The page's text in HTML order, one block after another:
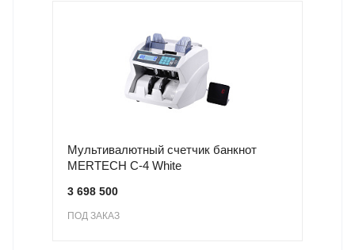
Мультивалютный счетчик банкнот
MERTECH C-4 White
3 698 500
ПОД ЗАКАЗ